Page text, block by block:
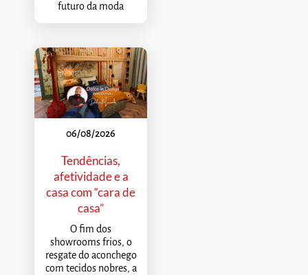
futuro da moda
06/08/2026
Tendências,
afetividade e a
casa com “cara de
casa”
O fim dos
showrooms frios, o
resgate do aconchego
com tecidos nobres, a